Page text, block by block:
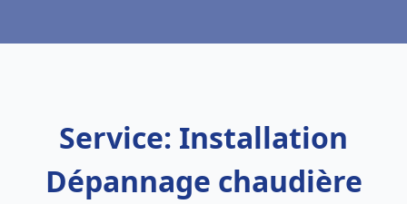
Service: Installation
Dépannage chaudière